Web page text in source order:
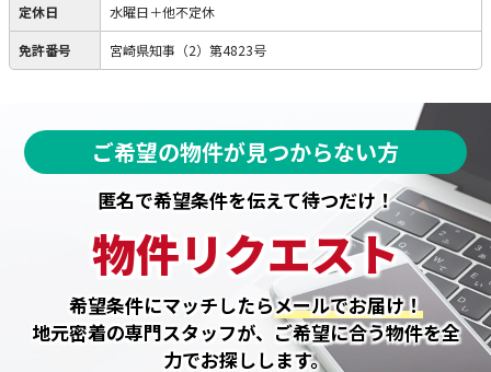
定休日 水曜日＋他不定休
免許番号 宮崎県知事（2）第4823号
ご希望の物件が見つからない方
匿名で希望条件を伝えて待つだけ！
物件リクエスト
希望条件にマッチしたらメールでお届け！
地元密着の専門スタッフが、ご希望に合う物件を全
力でお探しします。